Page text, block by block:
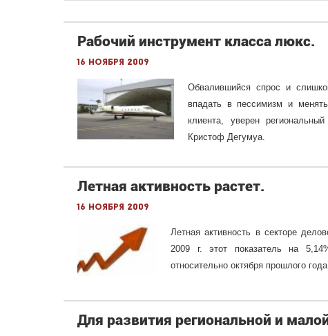
Рабочий инструмент класса люкс.
16 ноября 2009
Обвалившийся спрос и
впадать в пессимизм и
клиента, уверен
Кристоф Дегумуа.
Летная активность растет.
16 ноября 2009
Летная активность в секторе
2009 г. этот показатель на
относительно октября прошлого
Для развития региональной и